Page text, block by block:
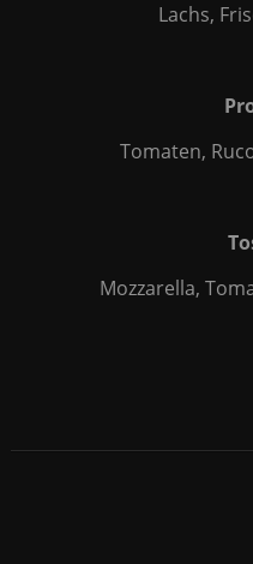
Lachs,
Tomaten,
Mozzarella,